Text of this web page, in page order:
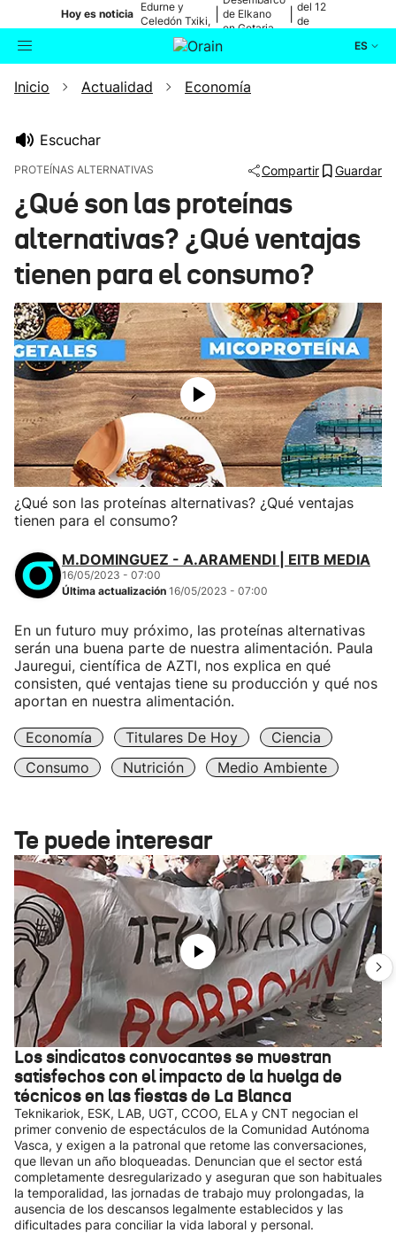
Hoy es noticia
Edurne y
Celedón Txiki,
en directo
de Elkano
en Getaria
del 12
de
ES
Buscador Actualidad
Ikusmiran
Eguraldia
Inicio Actualidad Economía
Escuchar
PROTEÍNAS ALTERNATIVAS Compartir Guardar
¿Qué son las proteínas
alternativas? ¿Qué ventajas
tienen para el consumo?
¿Qué son las proteínas alternativas? ¿Qué ventajas
tienen para el consumo?
M.DOMINGUEZ - A.ARAMENDI | EITB MEDIA
16/05/2023 - 07:00
Última actualización 16/05/2023 - 07:00
En un futuro muy próximo, las proteínas alternativas
serán una buena parte de nuestra alimentación. Paula
Jauregui, científica de AZTI, nos explica en qué
consisten, qué ventajas tiene su producción y qué nos
aportan en nuestra alimentación.
Economía Titulares De Hoy
Ciencia
Consumo
Nutrición Medio Ambiente
Te puede interesar
Los sindicatos convocantes se muestran
satisfechos con el impacto de la huelga de
técnicos en las fiestas de La Blanca
Teknikariok, ESK, LAB, UGT, CCOO, ELA y CNT negocian el
primer convenio de espectáculos de la Comunidad Autónoma
Vasca, y exigen a la patronal que retome las conversaciones,
que llevan un año bloqueadas. Denuncian que el sector está
completamente desregularizado y aseguran que son habituales
la temporalidad, las jornadas de trabajo muy prolongadas, la
ausencia de los descansos legalmente establecidos y las
dificultades para conciliar la vida laboral y personal.